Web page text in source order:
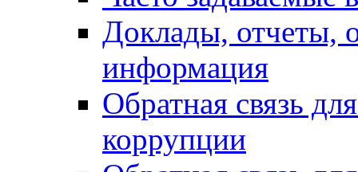
Доклады, отчеты,
информация
Обратная связь
коррупции